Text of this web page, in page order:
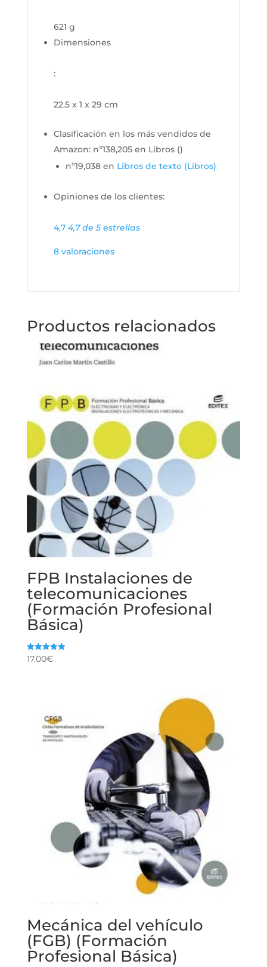
621 g
Dimensiones
:
22.5 x 1 x 29 cm
Clasificación en los más vendidos de
Amazon: nº138,205 en Libros ()
nº19,038 en Libros de texto (Libros)
Opiniones de los clientes:
4,7 4,7 de 5 estrellas
8 valoraciones
Productos relacionados
FPB Instalaciones de
telecomunicaciones
(Formación Profesional
Básica)
Valorado
17.00€
Mecánica del vehículo
(FGB) (Formación
Profesional Básica)